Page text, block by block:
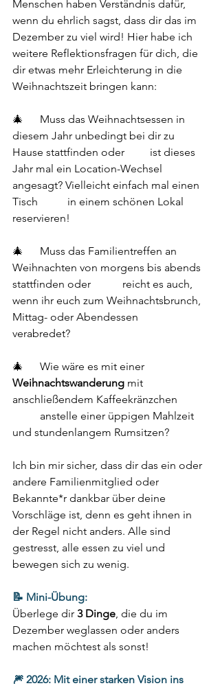
Menschen haben Verständnis dafür,
wenn du ehrlich sagst, dass dir das im
Dezember zu viel wird! Hier habe ich
weitere Reflektionsfragen für dich, die
dir etwas mehr Erleichterung in die
Weihnachtszeit bringen kann:
Muss das Weihnachtsessen in
diesem Jahr unbedingt bei dir zu
Hause stattfinden oder 	ist dieses
Jahr mal ein Location-Wechsel
angesagt? Vielleicht einfach mal einen
Tisch 	in einem schönen Lokal
reservieren!
Muss das Familientreffen an
Weihnachten von morgens bis abends
stattfinden oder 		reicht es auch,
wenn ihr euch zum Weihnachtsbrunch,
Mittag- oder Abendessen
verabredet?
Wie wäre es mit einer
Weihnachtswanderung mit
anschließendem Kaffeekränzchen
und stundenlangem Rumsitzen?
Ich bin mir sicher, dass dir das ein oder
andere Familienmitglied oder
Bekannte*r dankbar über deine
Vorschläge ist, denn es geht ihnen in
der Regel nicht anders. Alle sind
gestresst, alle essen zu viel und
bewegen sich zu wenig.
📝 Mini-Übung:
Überlege dir 3 Dinge , die du im
Dezember weglassen oder anders
machen möchtest als sonst!
🎆 2026: Mit einer starken Vision ins